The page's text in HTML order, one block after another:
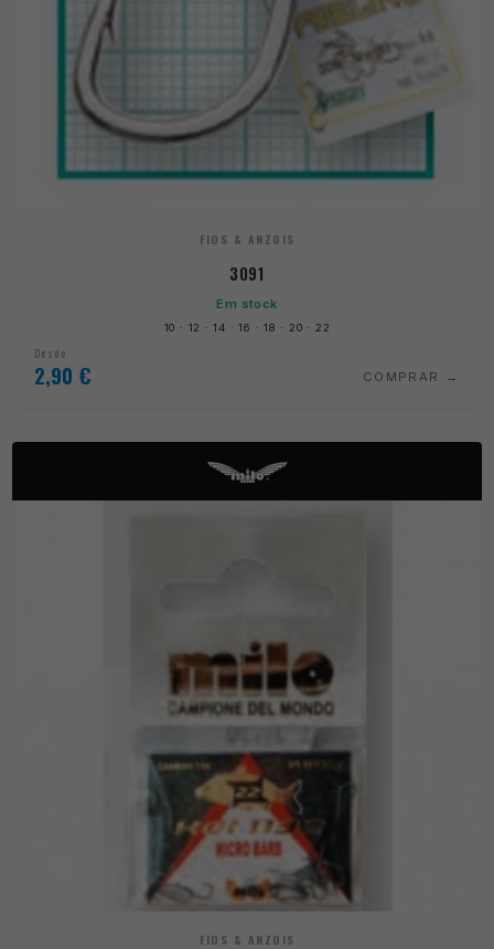
FIOS & ANZOIS
3091
Em stock
10 · 12 · 14 · 16 · 18 · 20 · 22
Desde
2,90 € COMPRAR
FIOS & ANZOIS